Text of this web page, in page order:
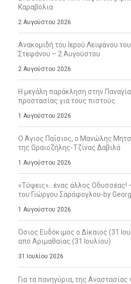
Καραβόλια
2 Αυγούστου 2026
Ανακομιδή του Ιερού Λειψάνου
Στεφάνου – 2 Αυγούστου
2 Αυγούστου 2026
Η μεγάλη παράκληση στην
προστασίας για τους πιστούς
1 Αυγούστου 2026
Ο Άγιος Παΐσιος, ο Μανώλης
της Ωραιοζήλης-Τζίνας Δαβιλά
1 Αυγούστου 2026
«Τύψεις»…ένας άλλος Οδυσσέας! –
του Γιώργου Σαράφογλου-by
1 Αυγούστου 2026
Όσιος Ευδόκιμος ο Δίκαιος (31
από Αριμαθαίας (31 Ιουλίου)
31 Ιουλίου 2026
Για τα πανηγύρια, της